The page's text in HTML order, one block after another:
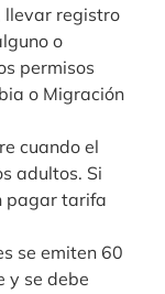
llevar registro
o
permisos
o Migración
cuando el
adultos. Si
pagar tarifa
se emiten 60
y se debe